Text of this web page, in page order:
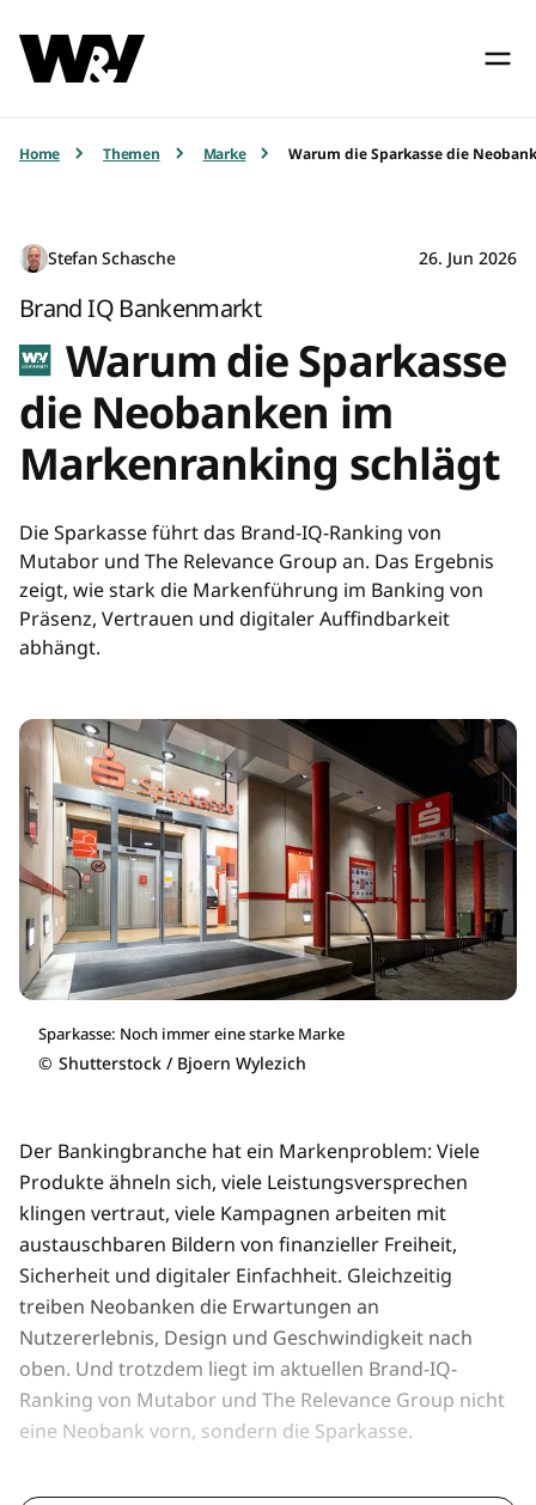
Home Themen Marke Warum die Sparkasse die
Stefan Schasche 26. Jun 2026
Brand IQ Bankenmarkt
Warum die Sparkasse
die Neobanken im
Markenranking schlägt
Die Sparkasse führt das Brand-IQ-Ranking von
Mutabor und The Relevance Group an. Das Ergebnis
zeigt, wie stark die Markenführung im Banking von
Präsenz, Vertrauen und digitaler Auffindbarkeit
abhängt.
Sparkasse: Noch immer eine starke Marke
© Shutterstock / Bjoern Wylezich
Der Bankingbranche hat ein Markenproblem: Viele
Produkte ähneln sich, viele Leistungsversprechen
klingen vertraut, viele Kampagnen arbeiten mit
austauschbaren Bildern von finanzieller Freiheit,
Sicherheit und digitaler Einfachheit. Gleichzeitig
treiben Neobanken die Erwartungen an
Nutzererlebnis, Design und Geschwindigkeit nach
oben. Und trotzdem liegt im aktuellen Brand-IQ-
Ranking von Mutabor und The Relevance Group nicht
eine Neobank vorn, sondern die Sparkasse.